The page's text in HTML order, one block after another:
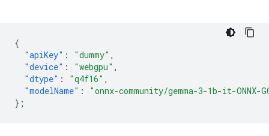
{
"apiKey" : "dummy" ,
"device" : "webgpu" ,
"dtype" : "q4f16" ,
"modelName" :
"onnx-community/gemma-3-1b-it-ONNX-
} ;